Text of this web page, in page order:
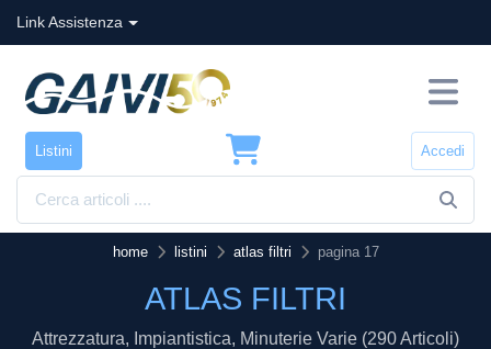
Link Assistenza
Listini Accedi
home listini atlas filtri pagina 17
ATLAS FILTRI
Attrezzatura, Impiantistica, Minuterie Varie (290 Articoli)